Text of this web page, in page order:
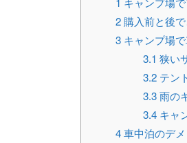
2購入前と後
3 キャンプ場
3.1 狭い
3.2 テン
3.3雨の
3.4 キャ
4車中泊のデ